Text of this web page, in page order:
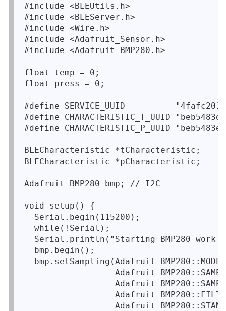
#include <BLEUtils.h>
#include <BLEServer.h>
#include <Wire.h>
#include <Adafruit_Sensor.h>
#include <Adafruit_BMP280.h>
float temp = 0;
float press = 0;
#define SERVICE_UUID          "4fafc201-
#define CHARACTERISTIC_T_UUID
#define CHARACTERISTIC_P_UUID
BLECharacteristic *tCharacteristic;
BLECharacteristic *pCharacteristic;
Adafruit_BMP280 bmp; // I2C
void setup() {
  Serial.begin(115200);
  while(!Serial);
Serial.println("Starting BMP280
  bmp.begin();